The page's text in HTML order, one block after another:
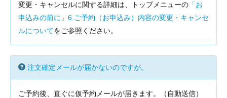
変更・キャンセルに関する詳細は、トップメニューの 「お
申込みの前に」6.ご予約（お申込み）内容の変更・キャンセ
ルについてをご参照ください。
注文確定メールが届かないのですが。
ご予約後、直ぐに仮予約メールが届きます。（自動送信）